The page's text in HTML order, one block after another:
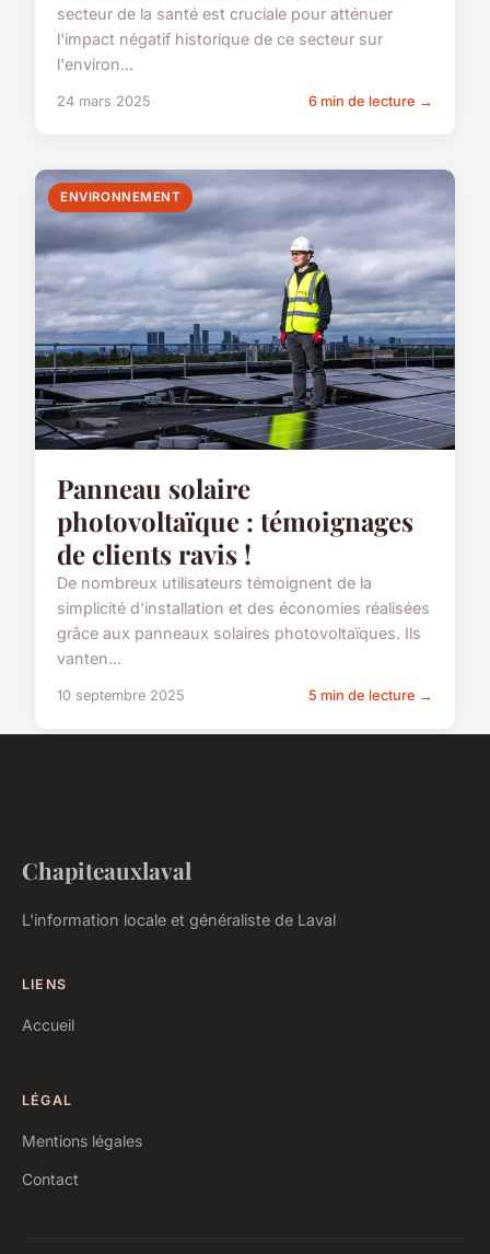
secteur de la santé est cruciale pour atténuer
l'impact négatif historique de ce secteur sur
l'environ...
24 mars 2025 6 min de lecture →
ENVIRONNEMENT
Panneau solaire
photovoltaïque : témoignages
de clients ravis !
De nombreux utilisateurs témoignent de la
simplicité d'installation et des économies réalisées
grâce aux panneaux solaires photovoltaïques. Ils
vanten...
10 septembre 2025 5 min de lecture →
Chapiteauxlaval
L'information locale et généraliste de Laval
LIENS
Accueil
LÉGAL
Mentions légales
Contact